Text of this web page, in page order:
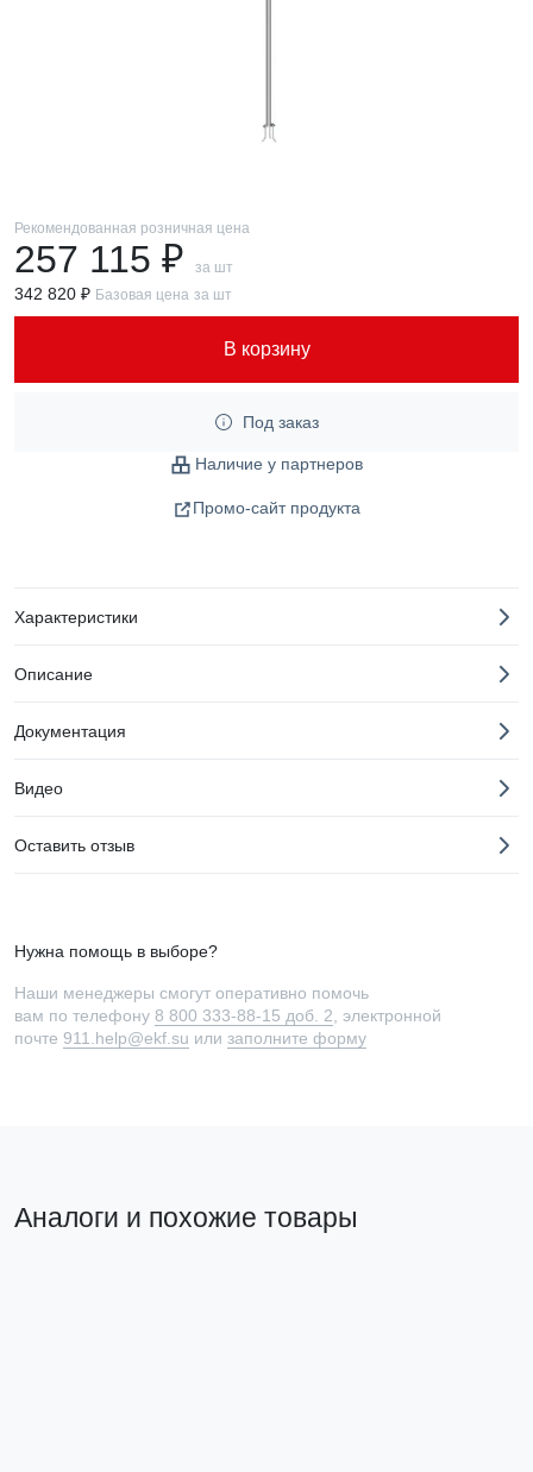
Рекомендованная розничная цена
257 115 ₽ за шт
342 820 ₽ Базовая цена за шт
В корзину
Под заказ
Наличие у партнеров
Промо-сайт продукта
Характеристики
Описание
Документация
Видео
Оставить отзыв
Нужна помощь в выборе?
Наши менеджеры смогут оперативно помочь
вам по телефону 8 800 333-88-15 доб. 2 , электронной
почте 911.help@ekf.su или заполните форму
Аналоги и похожие товары